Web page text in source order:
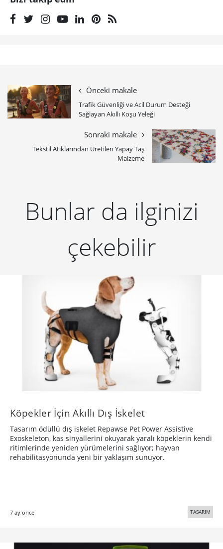
Önceki makale
Trafik Güvenliği ve Acil Durum Desteği
Sağlayan Akıllı Koşu Yeleği
Sonraki makale
Tekstil Atıklarından Üretilen Yapay Taş
Malzeme
Bunlar da ilginizi
çekebilir
Köpekler İçin Akıllı Dış İskelet
Tasarım ödüllü dış iskelet Repawse Pet Power Assistive
Exoskeleton, kas sinyallerini okuyarak yaralı köpeklerin kendi
ritimlerinde yeniden yürümelerini sağlıyor; hayvan
rehabilitasyonunda yeni bir yaklaşım sunuyor.
7 ay önce TASARIM